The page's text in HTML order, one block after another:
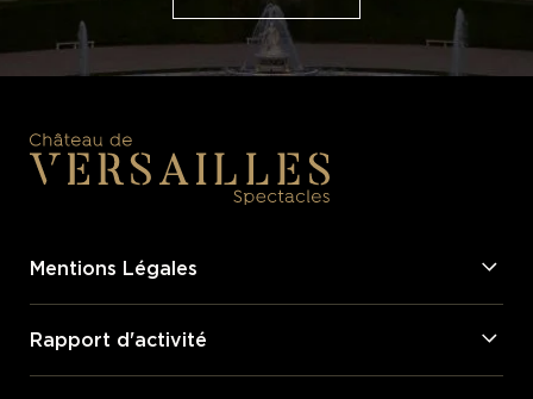
JE M’ABONNE
Mentions Légales
Rapport d'activité